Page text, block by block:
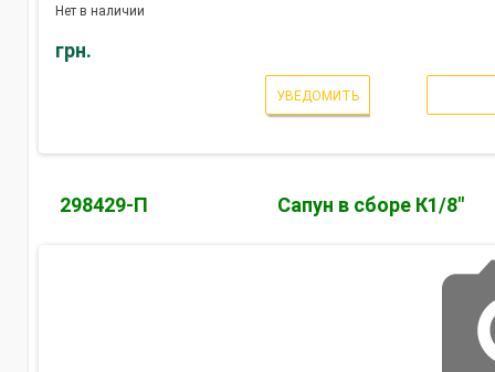
Нет в наличии
грн.
УВЕДОМИТЬ
298429-П Сапун в сборе К1/8"